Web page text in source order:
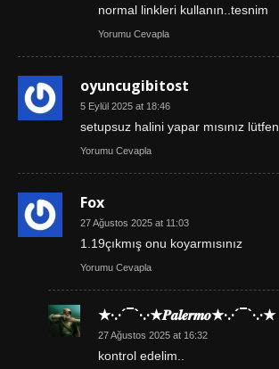
normal linkleri kullanın..tesnim
Yorumu Cevapla
oyuncugibitost
5 Eylül 2025 at 18:46
setupsuz halini yapar mısınız lütfen
Yorumu Cevapla
Fox
27 Ağustos 2025 at 11:03
1.19çıkmış onu koyarmısınız
Yorumu Cevapla
★·.·´¯`·.·★𝑷𝒂𝒍𝒆𝒓𝒎𝒐★·.·´¯`·.·★
27 Ağustos 2025 at 16:32
kontrol edelim..